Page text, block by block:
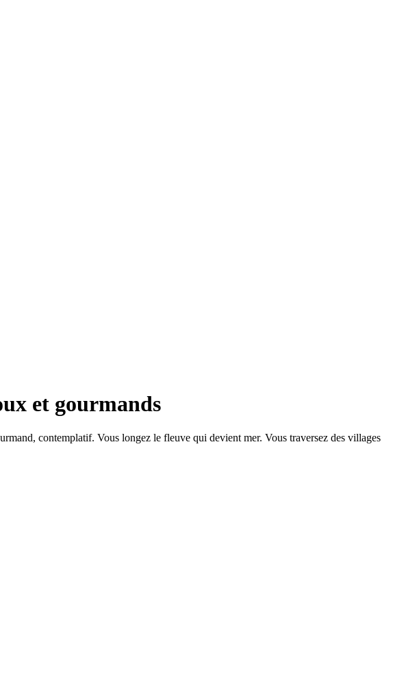
et gourmands
contemplatif. Vous longez le fleuve qui devient mer. Vous traversez des villages